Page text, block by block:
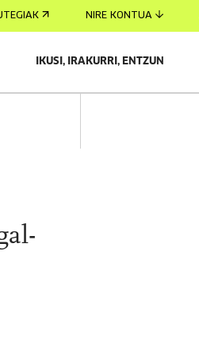
NIRE KONTUA
IKUSI, IRAKURRI, ENTZUN